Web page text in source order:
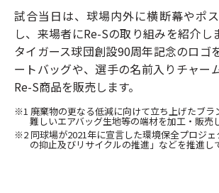
試合当日は、球場内外に横断幕やポ
し、来場者にRe-Sの取り組みを紹介し
タイガース球団創設90周年記念のロゴ
ートバッグや、選手の名前入りチャー
Re-S商品を販売します。
※1 廃棄物の更なる低減に向けて立ち上げたブラ
難しいエアバッグ生地等の端材を加工・販売
※2 同球場が2021年に宣言した環境保全プロジ
の抑止及びリサイクルの推進」などを推進し